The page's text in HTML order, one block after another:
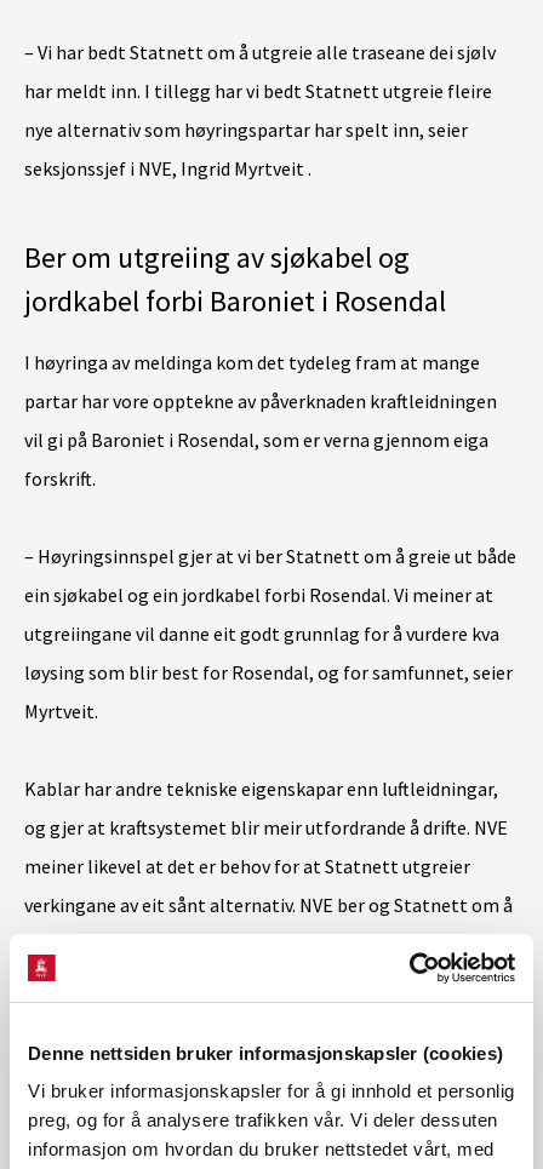
Denne nettsiden bruker informasjonskapsler (cookies)
Vi bruker informasjonskapsler for å gi innhold et personlig
preg, og for å analysere trafikken vår. Vi deler dessuten
informasjon om hvordan du bruker nettstedet vårt, med
– Vi har bedt Statnett om å utgreie alle traseane dei sjølv
har meldt inn. I tillegg har vi bedt Statnett utgreie fleire
nye alternativ som høyringspartar har spelt inn, seier
seksjonssjef i NVE, Ingrid Myrtveit .
Ber om utgreiing av sjøkabel og
jordkabel forbi Baroniet i Rosendal
I høyringa av meldinga kom det tydeleg fram at mange
partar har vore opptekne av påverknaden kraftleidningen
vil gi på Baroniet i Rosendal, som er verna gjennom eiga
forskrift.
– Høyringsinnspel gjer at vi ber Statnett om å greie ut både
ein sjøkabel og ein jordkabel forbi Rosendal. Vi meiner at
utgreiingane vil danne eit godt grunnlag for å vurdere kva
løysing som blir best for Rosendal, og for samfunnet, seier
Myrtveit.
Kablar har andre tekniske eigenskapar enn luftleidningar,
og gjer at kraftsystemet blir meir utfordrande å drifte. NVE
meiner likevel at det er behov for at Statnett utgreier
verkingane av eit sånt alternativ. NVE ber og Statnett om å
fleire strekningar
Vidare prosess
Neste steg i prosessen er at Statnett sender inn ein søknad